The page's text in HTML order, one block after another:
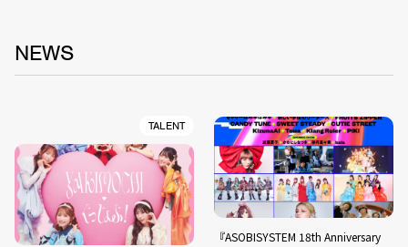
NEWS
TALENT
『ASOBISYSTEM 18th Anniversary